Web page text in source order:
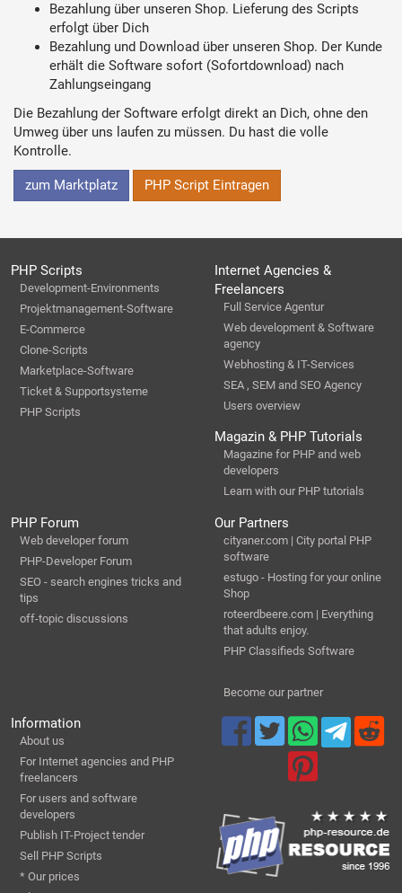
Bezahlung über unseren Shop. Lieferung des Scripts
erfolgt über Dich
Bezahlung und Download über unseren Shop. Der Kunde
erhält die Software sofort (Sofortdownload) nach
Zahlungseingang
Die Bezahlung der Software erfolgt direkt an Dich, ohne den
Umweg über uns laufen zu müssen. Du hast die volle
Kontrolle.
zum Marktplatz PHP Script Eintragen
PHP Scripts
Development-Environments
Projektmanagement-Software
E-Commerce
Clone-Scripts
Marketplace-Software
Ticket & Supportsysteme
PHP Scripts
Internet Agencies &
Freelancers
Full Service Agentur
Web development & Software
agency
Webhosting & IT-Services
SEA , SEM and SEO Agency
Users overview
Magazin & PHP Tutorials
Magazine for PHP and web
developers
Learn with our PHP tutorials
PHP Forum
Web developer forum
PHP-Developer Forum
SEO - search engines tricks and
tips
off-topic discussions
Our Partners
cityaner.com | City portal PHP
software
estugo - Hosting for your online
Shop
roteerdbeere.com | Everything
that adults enjoy.
PHP Classifieds Software
Become our partner
Information
About us
For Internet agencies and PHP
freelancers
For users and software
developers
Publish IT-Project tender
Sell PHP Scripts
* Our prices